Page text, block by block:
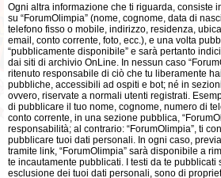
Ogni altra informazione che ti riguarda, consiste
su “ForumOlimpia” (nome, cognome, data di
telefono fisso o mobile, indirizzo, residenza,
email, conto corrente, foto, ecc.), e una volta
“pubblicamente disponibile” e sarà pertanto
dai siti di archivio OnLine. In nessun caso
ritenuto responsabile di ciò che tu liberamente
pubbliche, accessibili ad ospiti e bot; né in
ovvero, riservate a normali utenti registrati.
di pubblicare il tuo nome, cognome, numero di
conto corrente, in una sezione pubblica,
responsabilità; al contrario: “ForumOlimpia”, ti
pubblicare tuoi dati personali. In ogni caso,
tramite link, “ForumOlimpia” sarà disponibile a
te incautamente pubblicati. I testi da te pubblicati
esclusione dei tuoi dati personali, sono di